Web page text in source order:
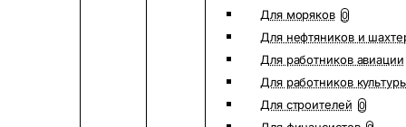
Для моряков 0
Для нефтяников и
Для работников авиации
Для работников
Для строителей 0